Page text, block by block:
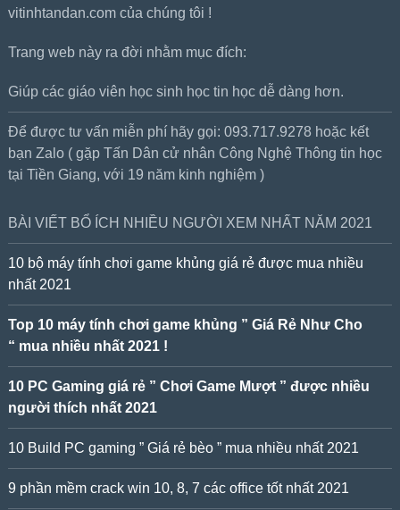
vitinhtandan.com của chúng tôi !
Trang web này ra đời nhằm mục đích:
Giúp các giáo viên học sinh học tin học dễ dàng hơn.
Để được tư vấn miễn phí hãy gọi: 093.717.9278 hoặc kết
bạn Zalo ( gặp Tấn Dân cử nhân Công Nghệ Thông tin học
tại Tiền Giang, với 19 năm kinh nghiệm )
BÀI VIẾT BỔ ÍCH NHIỀU NGƯỜI XEM NHẤT NĂM 2021
10 bộ máy tính chơi game khủng giá rẻ được mua nhiều
nhất 2021
Top 10 máy tính chơi game khủng ” Giá Rẻ Như Cho
“ mua nhiều nhất 2021 !
10 PC Gaming giá rẻ ” Chơi Game Mượt ” được nhiều
người thích nhất 2021
10 Build PC gaming ” Giá rẻ bèo ” mua nhiều nhất 2021
9 phần mềm crack win 10, 8, 7 các office tốt nhất 2021